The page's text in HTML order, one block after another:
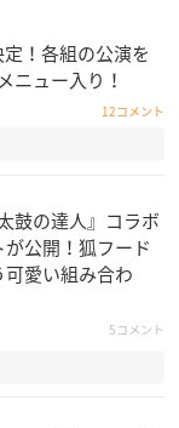
！各組の公演を
ニュー入り！
12コメント
鼓の達人』コラボ
公開！狐フード
可愛い組み合わ
5コメント